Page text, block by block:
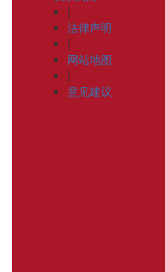
|
法律声明
|
网站地图
|
意见建议